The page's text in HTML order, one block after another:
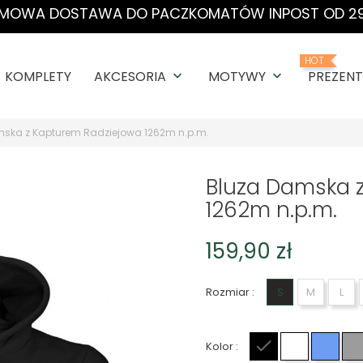
DOSTAWA DO PACZKOMATÓW INPOST OD
KOMPLETY AKCESORIA keyboard_arrow_down MOTYWY keyboard_arrow_down
HOT
z Kapturem Radziejowa 1262m n.p.m.
Bluza Damska
1262m n.p.m.
159,90 zł
Rozmiar : S M L
Kolor :